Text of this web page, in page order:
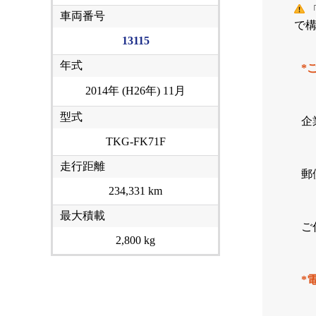
車両番号
13115
年式
2014年 (H26年) 11月
型式
TKG-FK71F
走行距離
234,331 km
最大積載
2,800 kg
で
*
企
郵
ご
*